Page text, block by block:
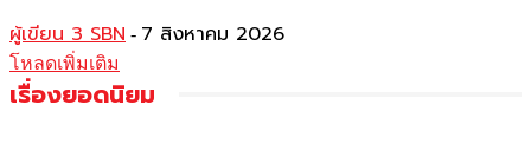
ผู้เขียน 3 SBN - 7 สิงหาคม 2026
โหลดเพิ่มเติม
เรื่องยอดนิยม